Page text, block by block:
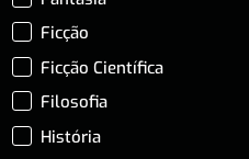
Ficção
Ficção Científica
Filosofia
História